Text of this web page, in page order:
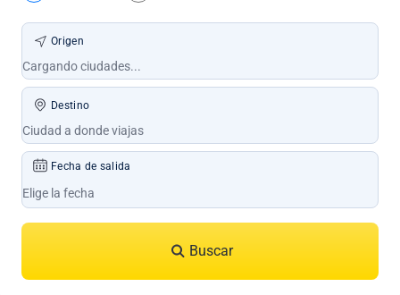
Origen
Destino
Fecha de salida
Buscar